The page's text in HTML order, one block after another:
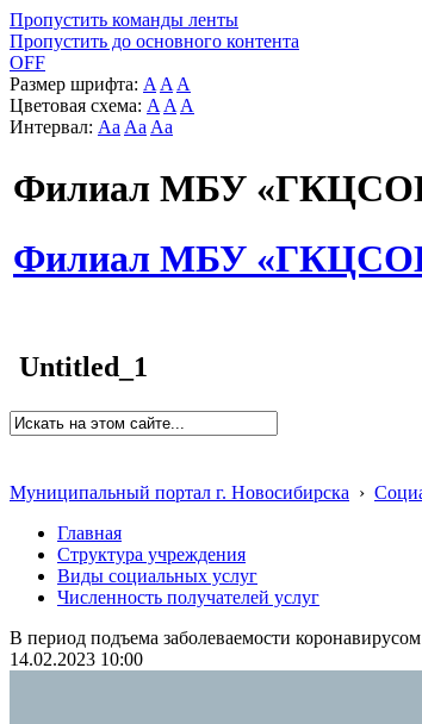
Пропустить команды ленты
Пропустить до основного контента
OFF
Размер шрифта: A A A
Цветовая схема: A A A
Интервал: Aa Aa Aa
Филиал МБУ
Филиал МБУ
Untitled_1
Муниципальный портал г. Новосибирска ›
Главная
Структура учреждения
Виды социальных услуг
Численность получателей услуг
В период подъема заболеваемости
14.02.2023 10:00